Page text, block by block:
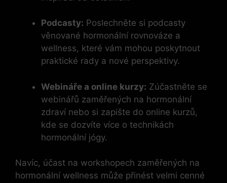
Podcasty: Poslechněte si podcasty
věnované hormonální rovnováze a
wellness, které vám mohou poskytnout
praktické rady a nové perspektivy.
Webináře a online kurzy: Zúčastněte se
webinářů zaměřených na hormonální
zdraví nebo si zapište do online kurzů,
kde se dozvíte více o technikách
hormonální jógy.
Navíc, účast na workshopech zaměřených na
hormonální wellness může přinést velmi cenné